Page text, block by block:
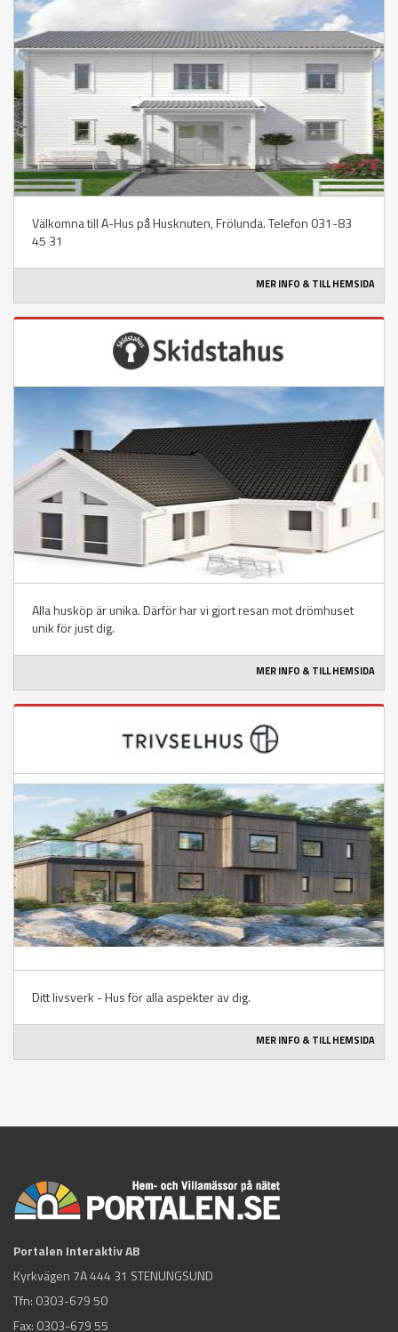
Välkomna till A-Hus på Husknuten, Frölunda. Telefon 031-83
45 31
MER INFO & TILL HEMSIDA
Alla husköp är unika. Därför har vi gjort resan mot drömhuset
unik för just dig.
MER INFO & TILL HEMSIDA
Ditt livsverk - Hus för alla aspekter av dig.
MER INFO & TILL HEMSIDA
Portalen Interaktiv AB
Kyrkvägen 7A 444 31 STENUNGSUND
Tfn: 0303-679 50
Fax: 0303-679 55